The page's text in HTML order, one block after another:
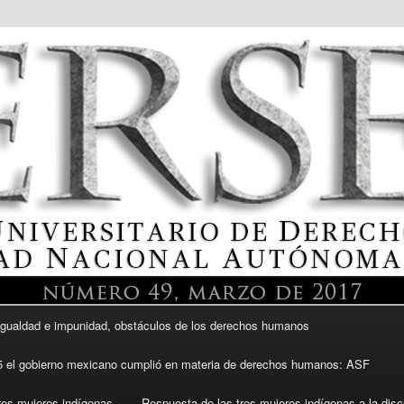
UNAM
e impunidad, obstáculos de los derechos humanos
el gobierno mexicano cumplió en materia de derechos humanos: ASF